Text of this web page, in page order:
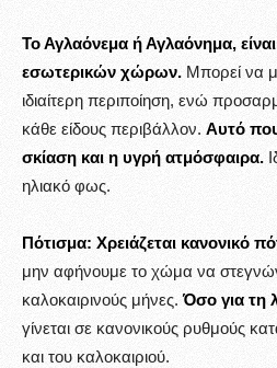
Το Αγλαόνεμα ή Αγλαόνημα,
εσωτερικών χώρων. Μπορεί να
ιδιαίτερη περιποίηση, ενώ
κάθε είδους περιβάλλον. Αυτό που
σκίαση και η υγρή ατμόσφαιρα.
ηλιακό φως.
Πότισμα: Χρειάζεται κανονικό
μην αφήνουμε το χώμα να
καλοκαιρινούς μήνες.Όσο για τη
γίνεται σε κανονικούς ρυθμούς
και του καλοκαιριού.